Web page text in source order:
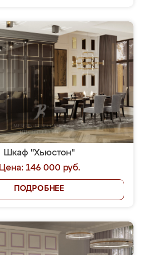
Шкаф "Хьюстон"
Цена: 146 000 руб.
ПОДРОБНЕЕ